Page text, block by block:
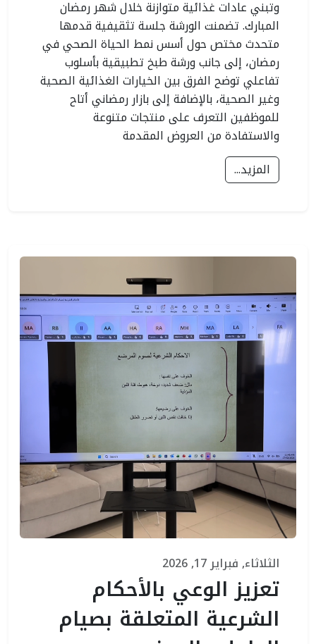
وتبني عادات غذائية متوازنة خلال شهر رمضان
المبارك. تضمنت الورشة جلسة تثقيفية قدمها
متحدث مختص حول أسس نمط الحياة الصحي في
رمضان، إلى جانب ورشة طبخ تطبيقية بأسلوب
تفاعلي توضح الفرق بين الخيارات الغذائية الصحية
وغير الصحية، بالإضافة إلى بازار رمضاني أتاح
للموظفين التعرف على منتجات متنوعة
والاستفادة من العروض المقدمة
المزيد...
الثلاثاء, فبراير 17, 2026
تعزيز الوعي بالأحكام
الشرعية المتعلقة بصيام